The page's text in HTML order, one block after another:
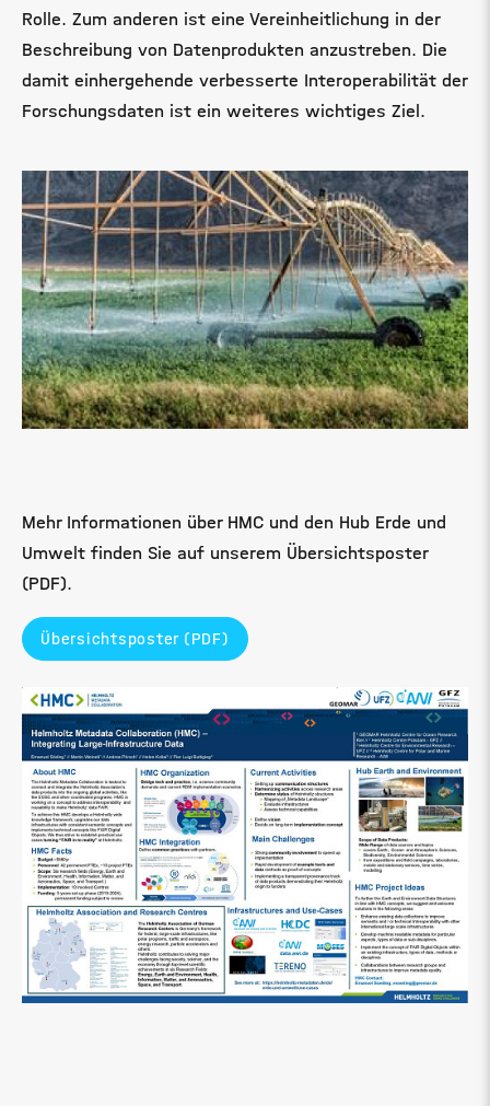
Rolle. Zum anderen ist eine Vereinheitlichung in der
Beschreibung von Datenprodukten anzustreben. Die
damit einhergehende verbesserte Interoperabilität der
Forschungsdaten ist ein weiteres wichtiges Ziel.
Mehr Informationen über HMC und den Hub Erde und
Umwelt finden Sie auf unserem Übersichtsposter
(PDF).
Übersichtsposter (PDF)